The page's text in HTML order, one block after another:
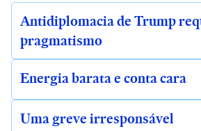
Antidiplomacia de Trump
pragmatismo
Energia barata e conta cara
Uma greve irresponsável